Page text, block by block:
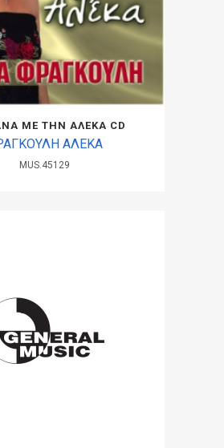
ΜΕ ΤΗΝ ΑΛΕΚΑ CD
ΑΛΕΚΑ
MUS.45129